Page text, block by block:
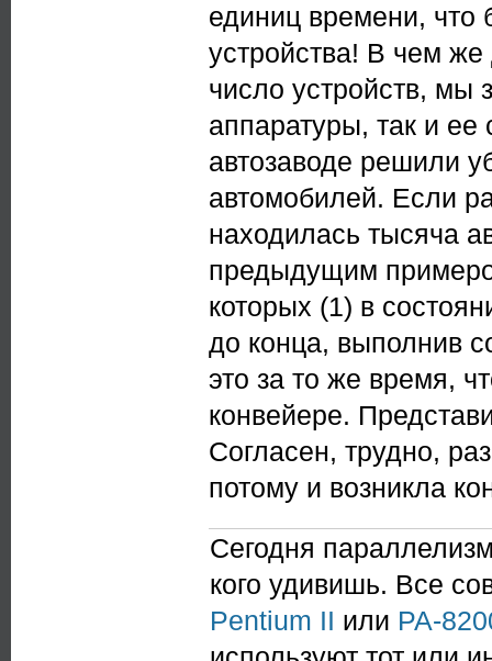
единиц времени, что
устройства! В чем же
число устройств, мы
аппаратуры, так и ее
автозаводе решили
автомобилей. Если
находилась тысяча
предыдущим
которых (1) в
до конца, выполнив
это за то же время,
конвейере.
Согласен, трудно,
потому и возникла
Сегодня
кого удивишь. Все
Pentium II или PA-